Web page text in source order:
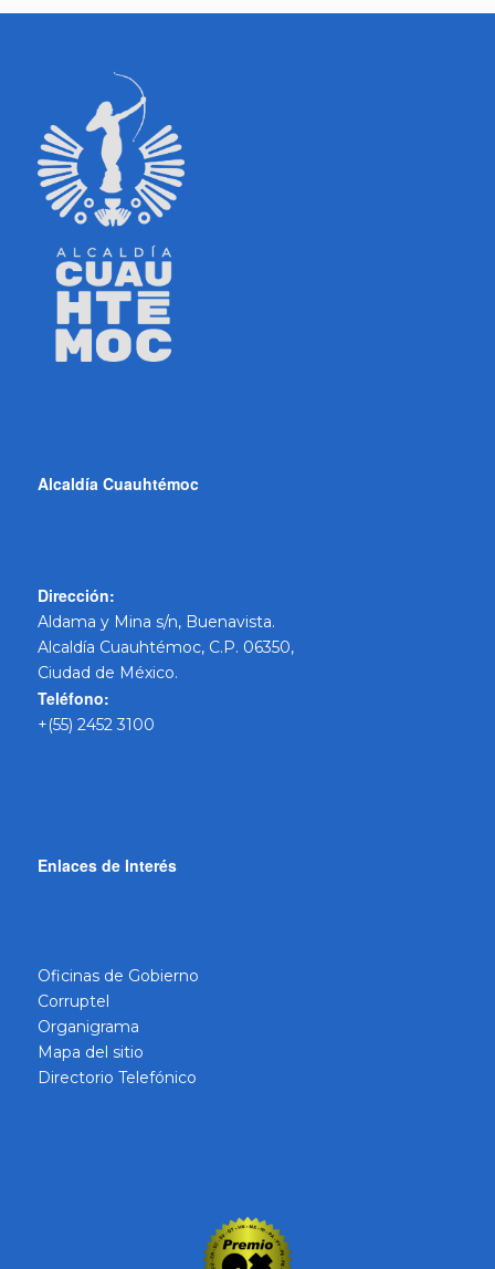
Alcaldía Cuauhtémoc
Dirección:
Aldama y Mina s/n, Buenavista.
Alcaldía Cuauhtémoc, C.P. 06350,
Ciudad de México.
Teléfono:
+(55) 2452 3100
Enlaces de Interés
Oficinas de Gobierno
Corruptel
Organigrama
Mapa del sitio
Directorio Telefónico